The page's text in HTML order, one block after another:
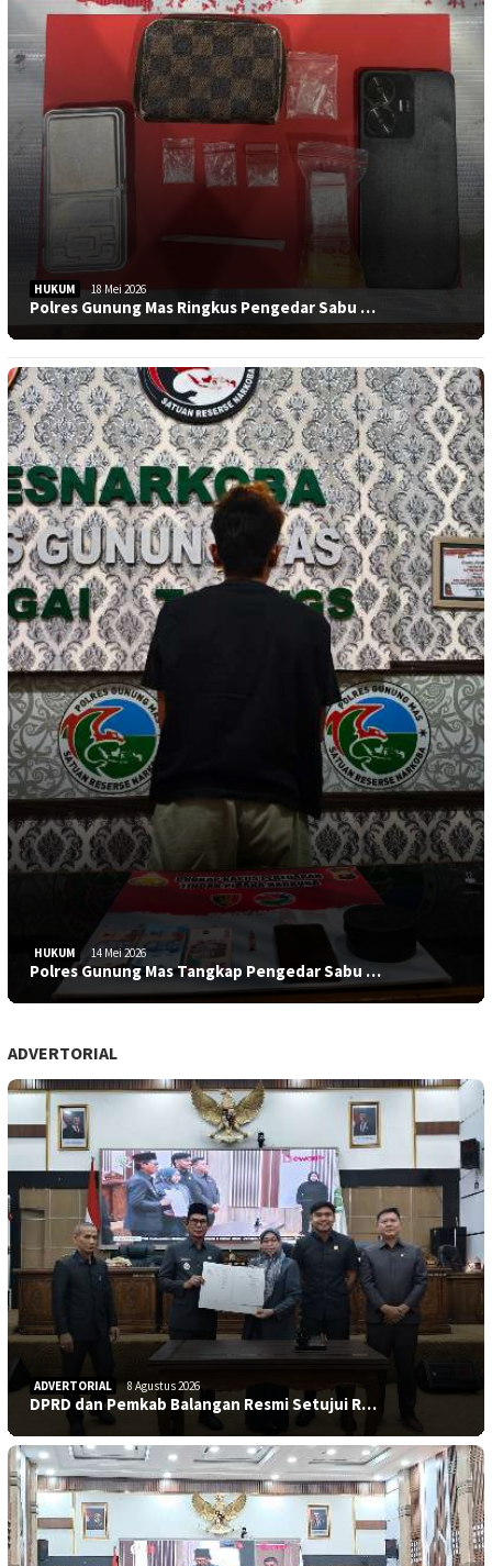
HUKUM 18 Mei 2026
Polres Gunung Mas Ringkus Pengedar Sabu …
HUKUM 14 Mei 2026
Polres Gunung Mas Tangkap Pengedar Sabu …
ADVERTORIAL
ADVERTORIAL 8 Agustus 2026
DPRD dan Pemkab Balangan Resmi Setujui R…